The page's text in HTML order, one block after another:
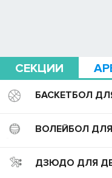
СЕКЦИИ
БАСКЕТБОЛ
ВОЛЕЙБОЛ
ДЗЮДО ДЛЯ